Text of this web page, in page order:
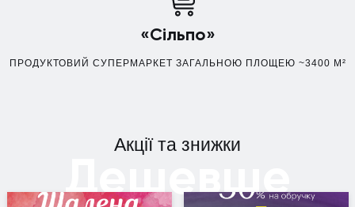
«Сільпо»
ПРОДУКТОВИЙ СУПЕРМАРКЕТ ЗАГАЛЬНОЮ ПЛОЩЕЮ ~3400 М²
Акції та знижки
Дешевше